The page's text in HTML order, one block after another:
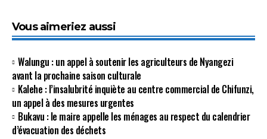
Vous aimeriez aussi
Walungu : un appel à soutenir les agriculteurs de Nyangezi
avant la prochaine saison culturale
Kalehe : l’insalubrité inquiète au centre commercial de Chifunzi,
un appel à des mesures urgentes
Bukavu : le maire appelle les ménages au respect du calendrier
d’évacuation des déchets